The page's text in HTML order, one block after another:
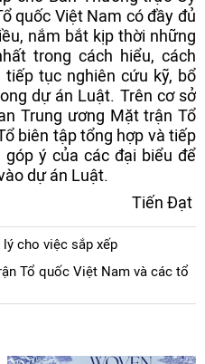
quốc Việt Nam có đầy đủ
nắm bắt kịp thời những
trong cách hiểu, cách
tục nghiên cứu kỹ, bổ
dự án Luật. Trên cơ sở
Trung ương Mặt trận Tổ
biên tập tổng hợp và tiếp
ý của các đại biểu để
dự án Luật.
Tiến Đạt
cho việc sắp xếp
Tổ quốc Việt Nam và các tổ